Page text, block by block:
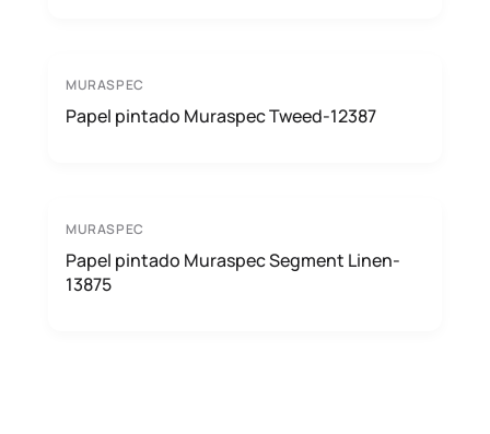
MURASPEC
Papel pintado Muraspec Tweed-12387
MURASPEC
Papel pintado Muraspec Segment Linen-
13875